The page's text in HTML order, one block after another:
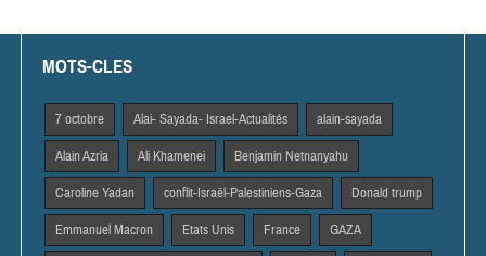
MOTS-CLES
7 octobre Alai- Sayada- Israel-Actualités alain-sayada
Alain Azria Ali Khamenei Benjamin Netnanyahu
Caroline Yadan conflit-Israël-Palestiniens-Gaza Donald trump
Emmanuel Macron Etats Unis France GAZA